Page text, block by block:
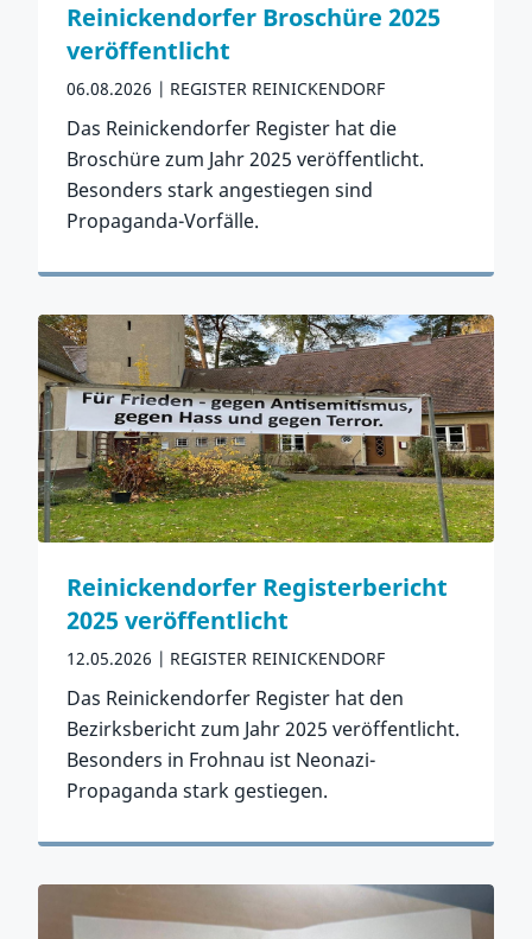
Reinickendorfer Broschüre 2025
veröffentlicht
06.08.2026 REGISTER REINICKENDORF
Das Reinickendorfer Register hat die
Broschüre zum Jahr 2025 veröffentlicht.
Besonders stark angestiegen sind
Propaganda-Vorfälle.
Zum Artikel
Reinickendorfer Registerbericht
2025 veröffentlicht
12.05.2026 REGISTER REINICKENDORF
Das Reinickendorfer Register hat den
Bezirksbericht zum Jahr 2025 veröffentlicht.
Besonders in Frohnau ist Neonazi-
Propaganda stark gestiegen.
Zum Artikel